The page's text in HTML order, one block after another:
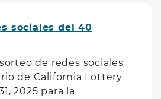
sociales del 40
de redes sociales
de California Lottery
2025 para la